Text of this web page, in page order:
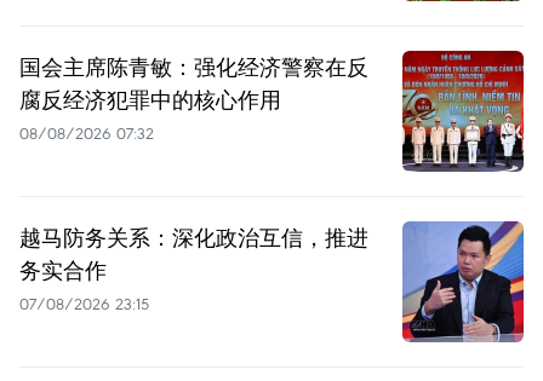
国会主席陈青敏：强化经济警察在反
腐反经济犯罪中的核心作用
08/08/2026 07:32
越马防务关系：深化政治互信，推进
务实合作
07/08/2026 23:15